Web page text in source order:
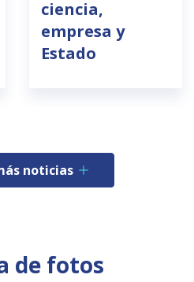
ciencia,
empresa y
Estado
noticias
de fotos